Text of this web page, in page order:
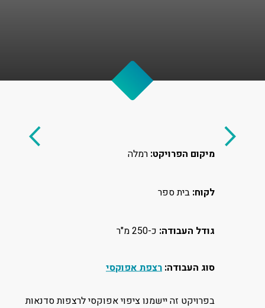
מיקום הפרויקט: רמלה
לקוח: בית ספר
גודל העבודה: כ-250 מ"ר
סוג העבודה: רצפת אפוקסי
בפרויקט זה יישמנו ציפוי אפוקסי לרצפות סדנאות